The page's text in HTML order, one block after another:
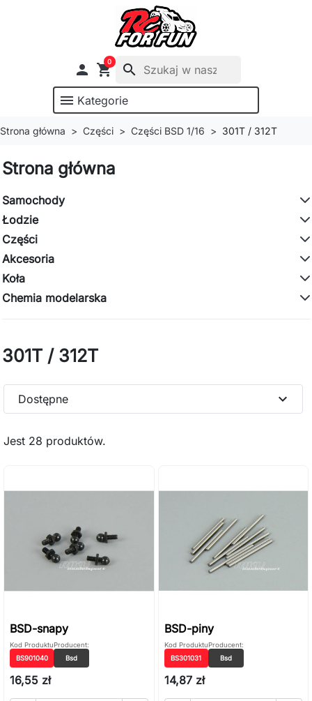
 shopping_cart
0
search
menu Kategorie
Strona główna Części Części BSD 1/16 301T / 312T
Strona główna
Samochody
Łodzie
Części
Akcesoria
Koła
Chemia modelarska
301T / 312T
Jest 28 produktów.
Dostępne expand_more
BSD-snapy
Kod Produktu
BS901040
Producent:
Bsd
16,55 zł
BSD-piny
Kod Produktu
BS301031
Producent:
Bsd
14,87 zł